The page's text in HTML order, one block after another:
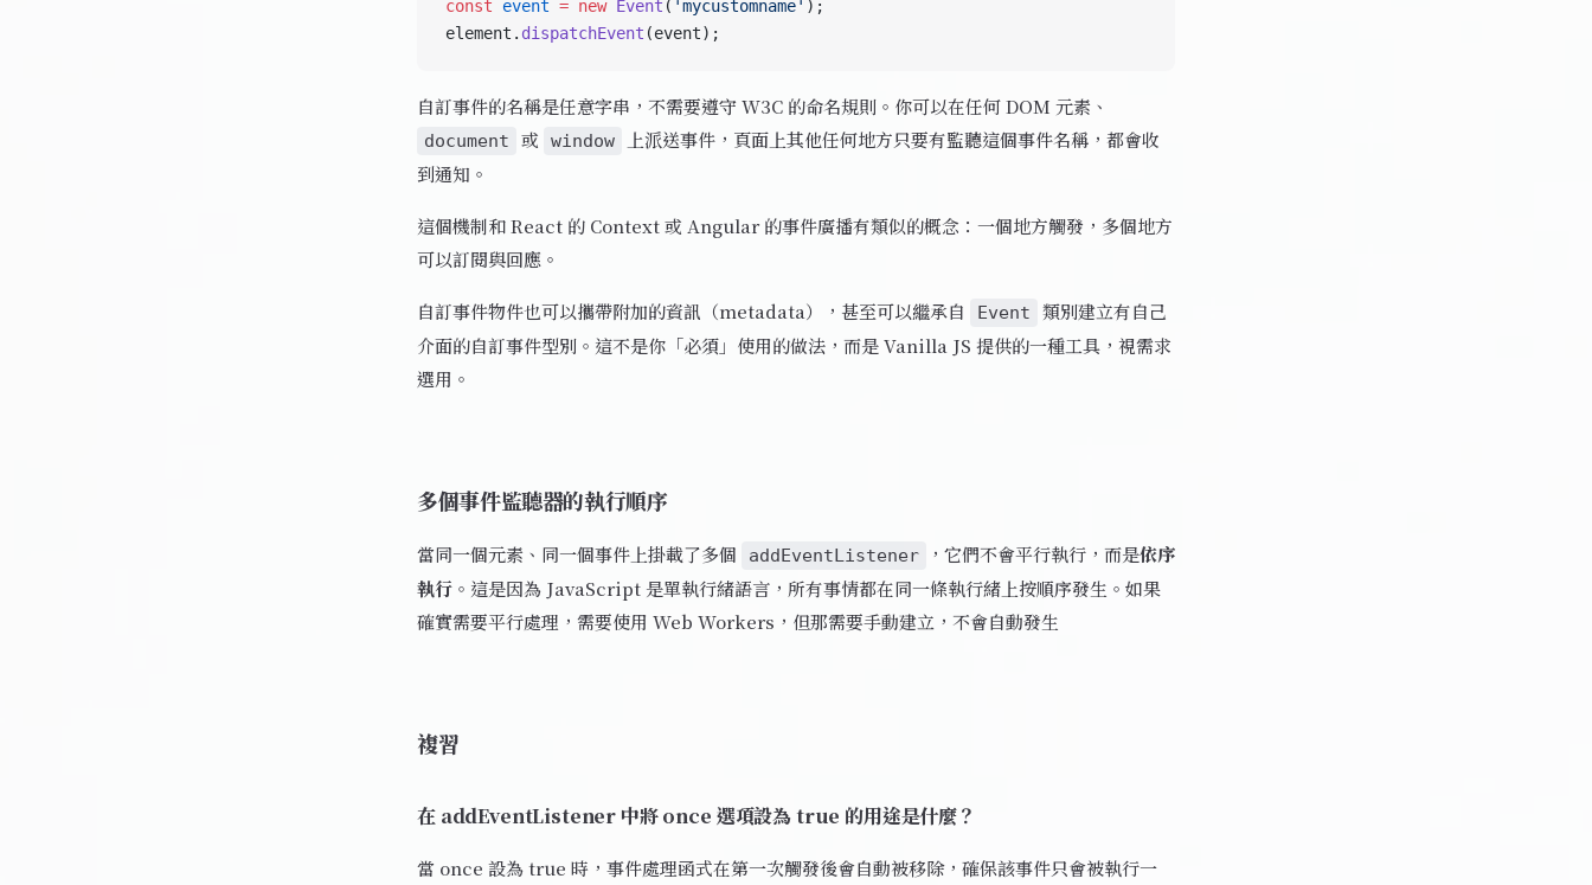
const event = new Event ( 'mycustomname' );
element. dispatchEvent (event);
自訂事件的名稱是任意字串，不需要遵守 W3C 的命名規則。你可以在任何 DOM 元素、
document 或 window
上派送事件，頁面上其他任何地方只要有監聽這個事件名稱，都會收
到通知。
這個機制和 React 的 Context 或 Angular 的事件廣播有類似的概念：一個地方觸發，多個地方
可以訂閱與回應。
自訂事件物件也可以攜帶附加的資訊（metadata），甚至可以繼承自 Event
類別建立有自己
介面的自訂事件型別。這不是你「必須」使用的做法，而是 Vanilla JS 提供的一種工具，視需求
選用。
多個事件監聽器的執行順序
當同一個元素、同一個事件上掛載了多個 addEventListener ，它們不會平行執行，而是依序
執行 。這是因為 JavaScript 是單執行緒語言，所有事情都在同一條執行緒上按順序發生。如果
確實需要平行處理，需要使用 Web Workers，但那需要手動建立，不會自動發生
複習
在 addEventListener 中將 once 選項設為 true 的用途是什麼？
當 once 設為 true 時，事件處理函式在第一次觸發後會自動被移除，確保該事件只會被執行一